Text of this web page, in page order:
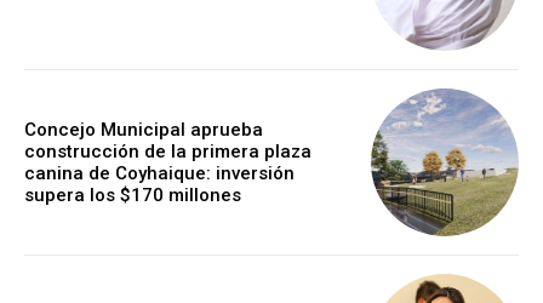
Concejo Municipal aprueba
construcción de la primera plaza
canina de Coyhaique: inversión
supera los $170 millones